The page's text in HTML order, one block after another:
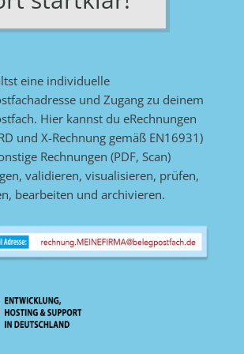
eine individuelle
und Zugang zu deinem
Hier kannst du eRechnungen
und X-Rechnung gemäß EN16931)
Rechnungen (PDF, Scan)
validieren, visualisieren, prüfen,
bearbeiten und archivieren.